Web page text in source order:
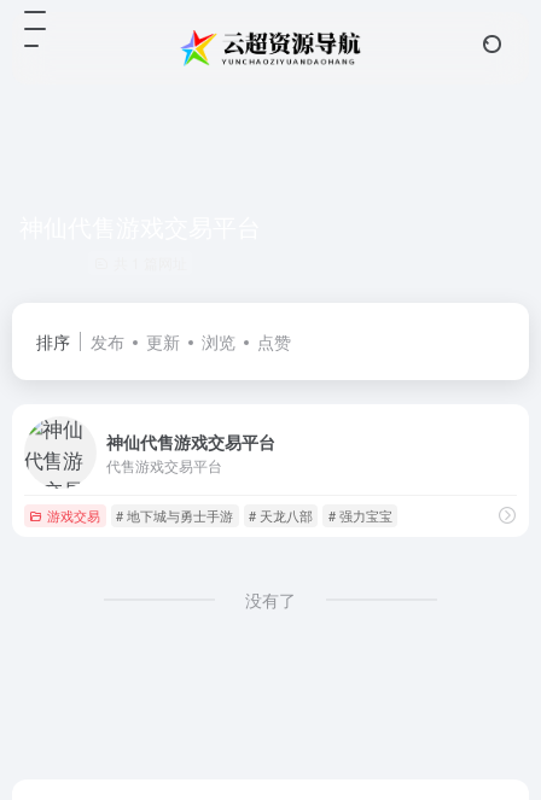
排序 发布 更新 浏览 点赞
神仙代售游戏交易平台
代售游戏交易平台
游戏交易 # 地下城与勇士手游 # 天龙八部 # 强力宝宝
没有了